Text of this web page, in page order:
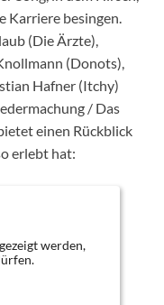
Karriere besingen.
(Die Ärzte),
(Donots),
Hafner (Itchy)
/ Das
einen Rückblick
erlebt hat:
werden,